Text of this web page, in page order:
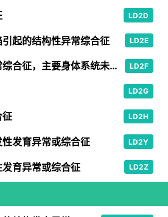
LD2D
起的结构性异常综合征 LD2E
多发性结构异常综合征，主要身体系统未受累 LD2F
LD2G
征 LD2H
发育异常或综合征 LD2Y
育异常或综合征 LD2Z